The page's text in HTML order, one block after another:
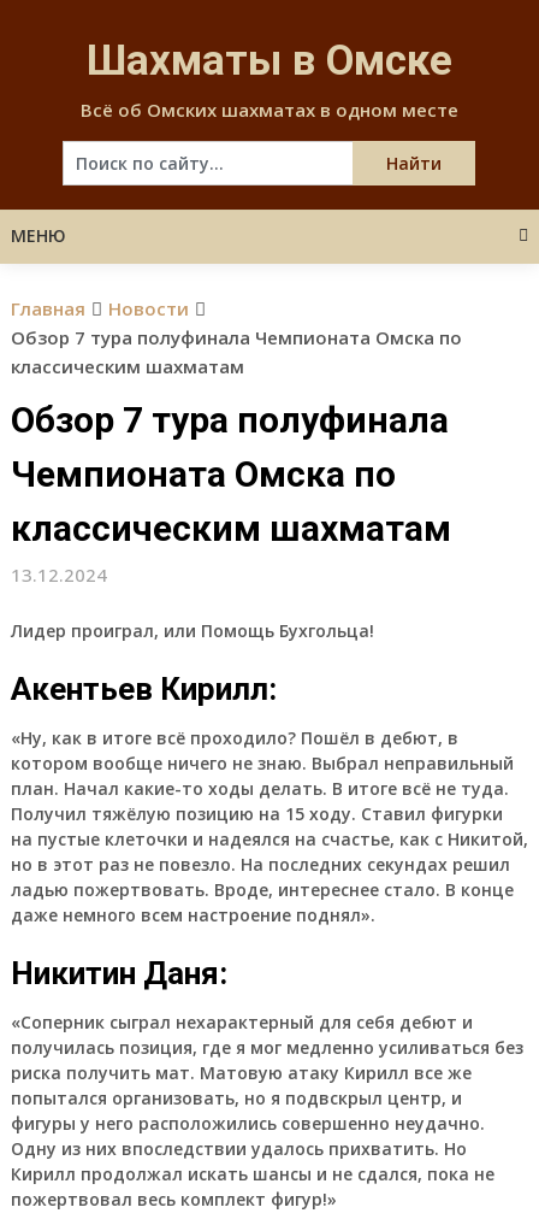
content
Шахматы в Омске
Всё об Омских шахматах в одном месте
МЕНЮ
Главная
Новости
Обзор 7 тура полуфинала Чемпионата Омска по
классическим шахматам
Обзор 7 тура полуфинала
Чемпионата Омска по
классическим шахматам
13.12.2024
Лидер проиграл, или Помощь Бухгольца!
Акентьев Кирилл:
«Ну, как в итоге всё проходило? Пошёл в дебют, в
котором вообще ничего не знаю. Выбрал неправильный
план. Начал какие-то ходы делать. В итоге всё не туда.
Получил тяжёлую позицию на 15 ходу. Ставил фигурки
на пустые клеточки и надеялся на счастье, как с Никитой,
но в этот раз не повезло. На последних секундах решил
ладью пожертвовать. Вроде, интереснее стало. В конце
даже немного всем настроение поднял».
Никитин Даня:
«Соперник сыграл нехарактерный для себя дебют и
получилась позиция, где я мог медленно усиливаться без
риска получить мат. Матовую атаку Кирилл все же
попытался организовать, но я подвскрыл центр, и
фигуры у него расположились совершенно неудачно.
Одну из них впоследствии удалось прихватить. Но
Кирилл продолжал искать шансы и не сдался, пока не
пожертвовал весь комплект фигур!»